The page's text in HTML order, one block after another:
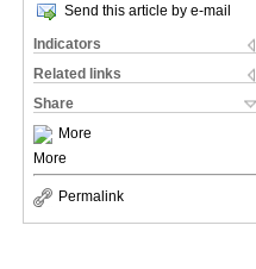
Send this article by e-mail
Indicators
Related links
Share
More
More
Permalink